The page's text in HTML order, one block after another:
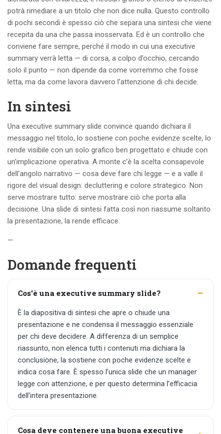
potrà rimediare a un titolo che non dice nulla. Questo controllo
di pochi secondi è spesso ciò che separa una sintesi che viene
recepita da una che passa inosservata. Ed è un controllo che
conviene fare sempre, perché il modo in cui una executive
summary verrà letta — di corsa, a colpo d’occhio, cercando
solo il punto — non dipende da come vorremmo che fosse
letta, ma da come lavora davvero l’attenzione di chi decide.
In sintesi
Una executive summary slide convince quando dichiara il
messaggio nel titolo, lo sostiene con poche evidenze scelte, lo
rende visibile con un solo grafico ben progettato e chiude con
un’implicazione operativa. A monte c’è la scelta consapevole
dell’angolo narrativo — cosa deve fare chi legge — e a valle il
rigore del visual design: decluttering e colore strategico. Non
serve mostrare tutto: serve mostrare ciò che porta alla
decisione. Una slide di sintesi fatta così non riassume soltanto
la presentazione, la rende efficace.
—
Domande frequenti
Cos’è una executive summary slide?
È la diapositiva di sintesi che apre o chiude una
presentazione e ne condensa il messaggio essenziale
per chi deve decidere. A differenza di un semplice
riassunto, non elenca tutti i contenuti ma dichiara la
conclusione, la sostiene con poche evidenze scelte e
indica cosa fare. È spesso l’unica slide che un manager
legge con attenzione, e per questo determina l’efficacia
dell’intera presentazione.
Cosa deve contenere una buona executive